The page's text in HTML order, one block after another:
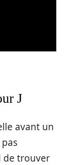
J
avant un
de trouver